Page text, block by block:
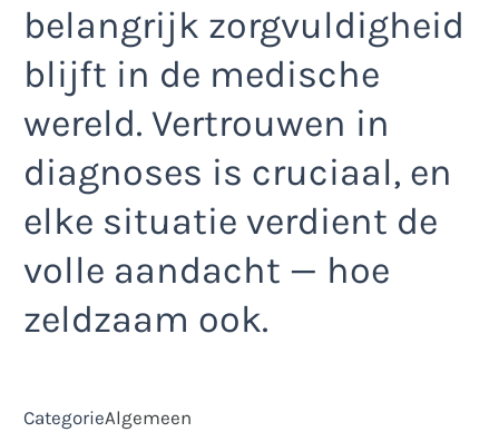
belangrijk zorgvuldigheid
blijft in de medische
wereld. Vertrouwen in
diagnoses is cruciaal, en
elke situatie verdient de
volle aandacht — hoe
zeldzaam ook.
CategorieAlgemeen